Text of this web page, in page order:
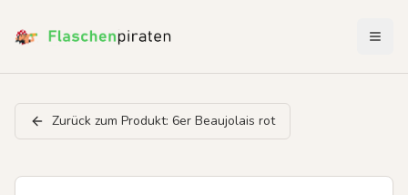
Zurück zum Produkt: 6er Beaujolais rot